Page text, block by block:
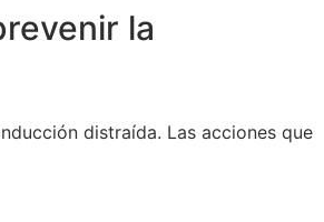
la
distraída. Las acciones que